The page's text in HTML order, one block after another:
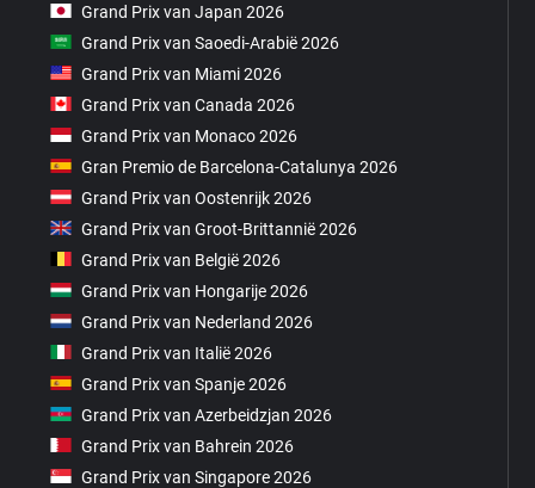
Grand Prix van Japan 2026
Grand Prix van Saoedi-Arabië 2026
Grand Prix van Miami 2026
Grand Prix van Canada 2026
Grand Prix van Monaco 2026
Gran Premio de Barcelona-Catalunya 2026
Grand Prix van Oostenrijk 2026
Grand Prix van Groot-Brittannië 2026
Grand Prix van België 2026
Grand Prix van Hongarije 2026
Grand Prix van Nederland 2026
Grand Prix van Italië 2026
Grand Prix van Spanje 2026
Grand Prix van Azerbeidzjan 2026
Grand Prix van Bahrein 2026
Grand Prix van Singapore 2026